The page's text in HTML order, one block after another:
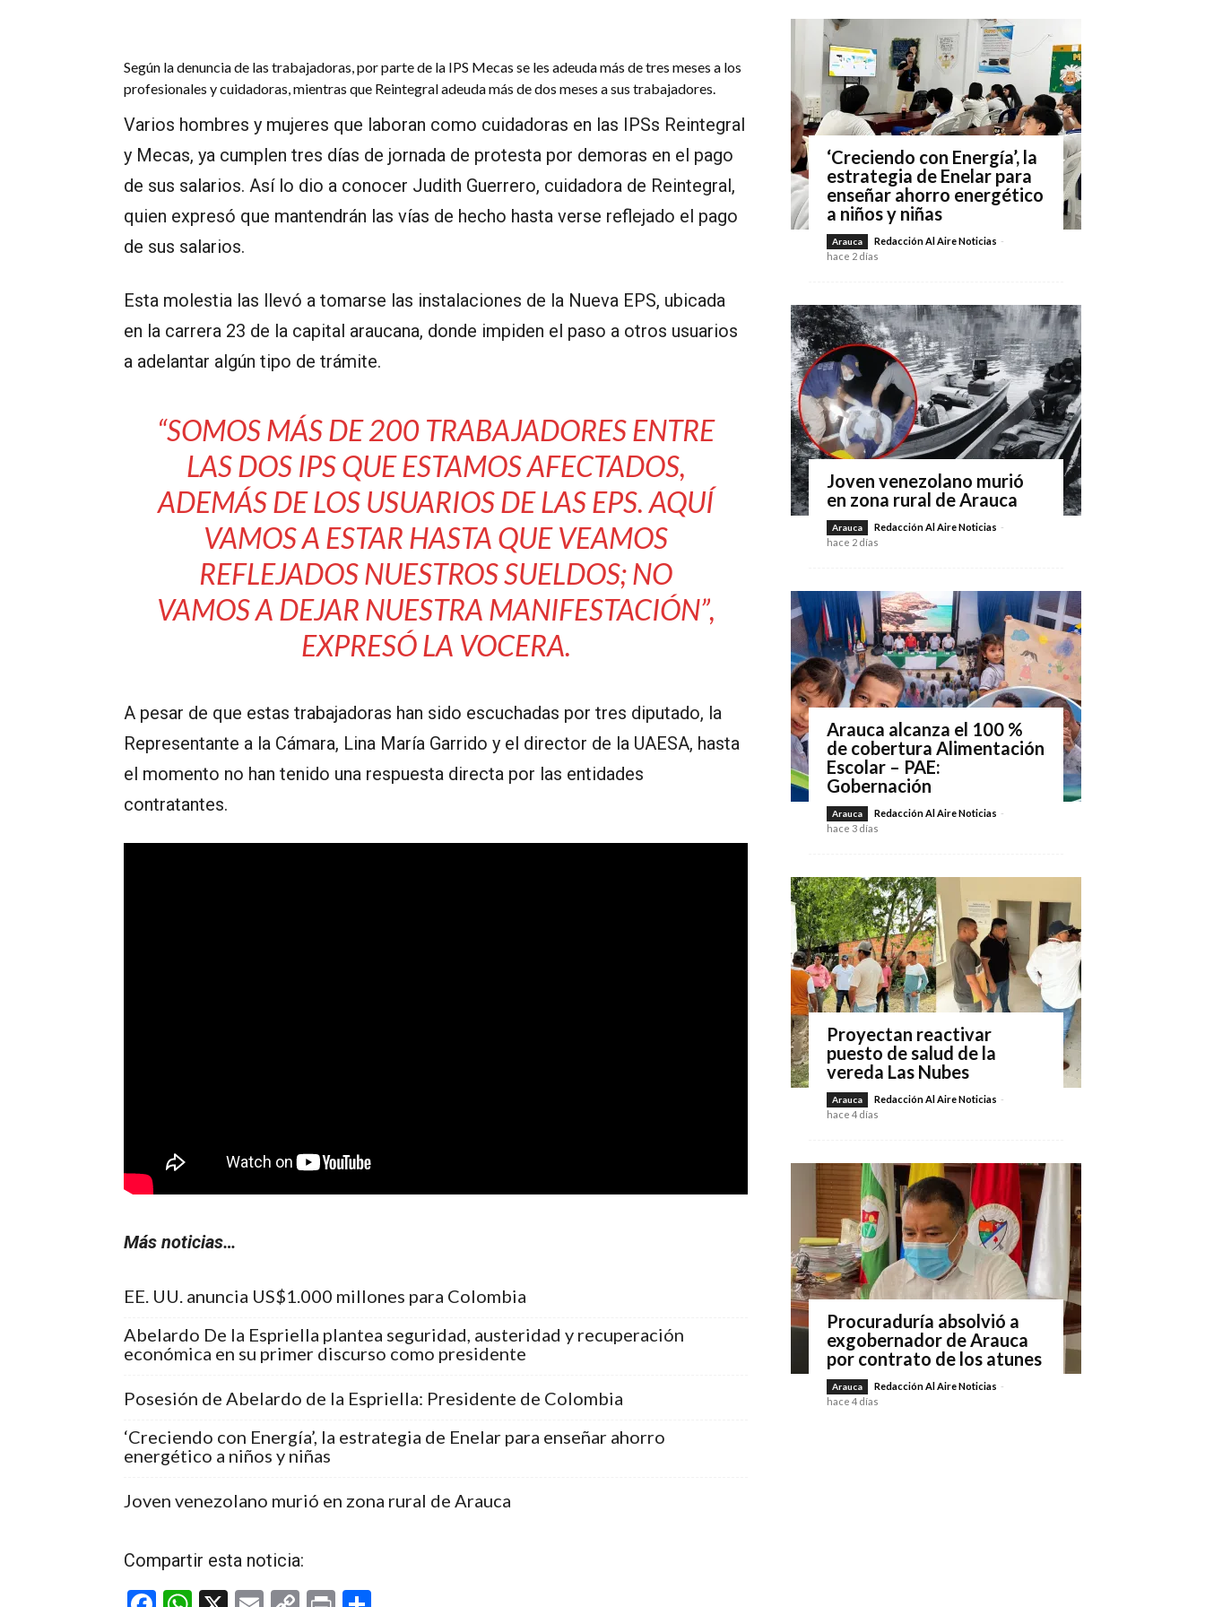
Según la denuncia de las trabajadoras, por parte de la IPS Mecas se les adeuda más de tres meses a los
profesionales y cuidadoras, mientras que Reintegral adeuda más de dos meses a sus trabajadores.
Varios hombres y mujeres que laboran como cuidadoras en las IPSs Reintegral
y Mecas, ya cumplen tres días de jornada de protesta por demoras en el pago
de sus salarios. Así lo dio a conocer Judith Guerrero, cuidadora de Reintegral,
quien expresó que mantendrán las vías de hecho hasta verse reflejado el pago
de sus salarios.
Esta molestia las llevó a tomarse las instalaciones de la Nueva EPS, ubicada
en la carrera 23 de la capital araucana, donde impiden el paso a otros usuarios
a adelantar algún tipo de trámite.
“SOMOS MÁS DE 200 TRABAJADORES ENTRE
LAS DOS IPS QUE ESTAMOS AFECTADOS,
ADEMÁS DE LOS USUARIOS DE LAS EPS. AQUÍ
VAMOS A ESTAR HASTA QUE VEAMOS
REFLEJADOS NUESTROS SUELDOS; NO
VAMOS A DEJAR NUESTRA MANIFESTACIÓN”,
EXPRESÓ LA VOCERA.
A pesar de que estas trabajadoras han sido escuchadas por tres diputado, la
Representante a la Cámara, Lina María Garrido y el director de la UAESA, hasta
el momento no han tenido una respuesta directa por las entidades
contratantes.
Más noticias…
EE. UU. anuncia US$1.000 millones para Colombia
Abelardo De la Espriella plantea seguridad, austeridad y recuperación
económica en su primer discurso como presidente
Posesión de Abelardo de la Espriella: Presidente de Colombia
‘Creciendo con Energía’, la estrategia de Enelar para enseñar ahorro
energético a niños y niñas
Joven venezolano murió en zona rural de Arauca
Compartir esta noticia:
‘Creciendo con Energía’, la
estrategia de Enelar para
enseñar ahorro energético
a niños y niñas
Arauca Redacción Al Aire Noticias -
hace 2 días
Joven venezolano murió
en zona rural de Arauca
Arauca Redacción Al Aire Noticias -
hace 2 días
Arauca alcanza el 100 %
de cobertura Alimentación
Escolar – PAE:
Gobernación
Arauca Redacción Al Aire Noticias -
hace 3 días
Proyectan reactivar
puesto de salud de la
vereda Las Nubes
Arauca Redacción Al Aire Noticias -
hace 4 días
Procuraduría absolvió a
exgobernador de Arauca
por contrato de los atunes
Arauca Redacción Al Aire Noticias -
hace 4 días